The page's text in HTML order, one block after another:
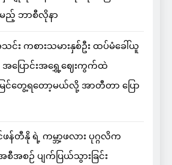
ည့် ဘာစီလိုနာ
း ကစားသမားနှစ်ဦး ထပ်မံခေါ်ယူ
း အပြောင်းအရွှေ့ဈေးကွက်ထဲ
ြင်တွေ့ရတော့မယ်လို့ အာတီတာ ပြော
ဖန်တီနို ရဲ့ ကမ္ဘာ့ဖလား ပုဂ္ဂလိက
အစီအစဉ် ပျက်ပြယ်သွားခြင်း